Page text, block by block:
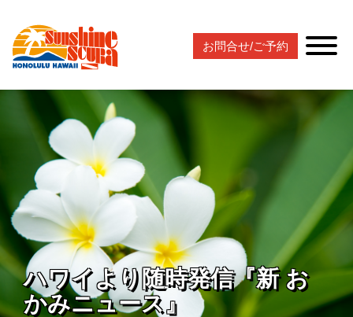
お問合せ/ご予約
ハワイより随時発信『新 お
かみニュース』